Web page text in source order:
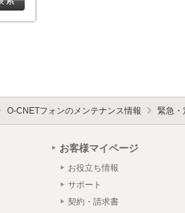
O-CNETフォンのメンテナンス情報 緊急・
お客様マイページ
お役立ち情報
サポート
契約・請求書